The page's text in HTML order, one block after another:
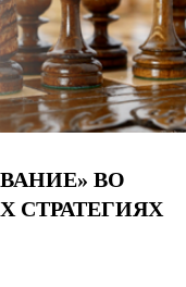
ВО
СТРАТЕГИЯХ